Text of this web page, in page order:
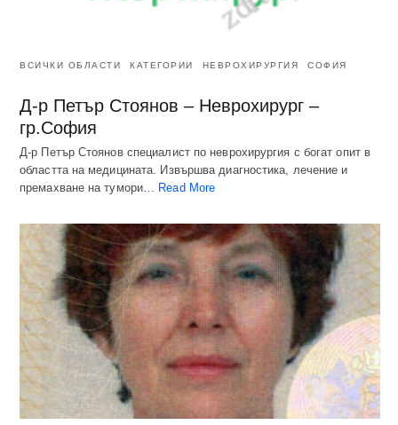
ВСИЧКИ ОБЛАСТИ КАТЕГОРИИ НЕВРОХИРУРГИЯ СОФИЯ
Д-р Петър Стоянов – Неврохирург –
гр.София
Д-р Петър Стоянов специалист по неврохирургия с богат опит в
областта на медицината. Извършва диагностика, лечение и
премахване на тумори…
Read More